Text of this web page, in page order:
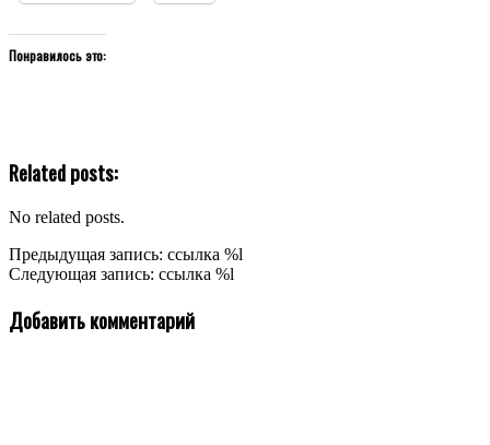
Понравилось это:
Related posts:
No related posts.
2020-
11-
Предыдущая запись: ссылка %l
Следующая запись: ссылка %l
Добавить комментарий